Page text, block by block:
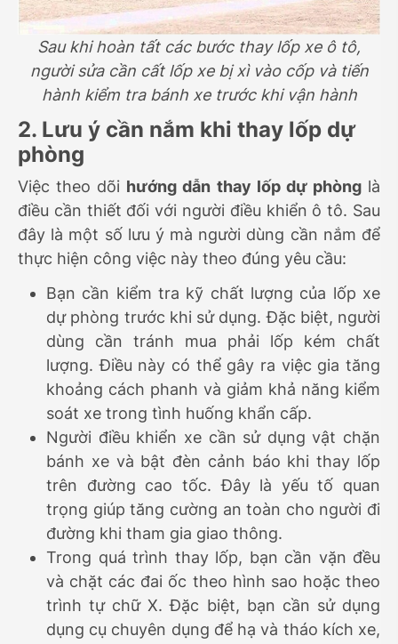
Sau khi hoàn tất các bước thay lốp xe ô tô,
người sửa cần cất lốp xe bị xì vào cốp và tiến
hành kiểm tra bánh xe trước khi vận hành
2. Lưu ý cần nắm khi thay lốp dự
phòng
Việc theo dõi hướng dẫn thay lốp dự phònglà
điều cần thiết đối với người điều khiển ô tô. Sau
đây là một số lưu ý mà người dùng cần nắm để
thực hiện công việc này theo đúng yêu cầu:
Bạn cần kiểm tra kỹ chất lượng của lốp xe
dự phòng trước khi sử dụng. Đặc biệt, người
dùng cần tránh mua phải lốp kém chất
lượng. Điều này có thể gây ra việc gia tăng
khoảng cách phanh và giảm khả năng kiểm
soát xe trong tình huống khẩn cấp.
Người điều khiển xe cần sử dụng vật chặn
bánh xe và bật đèn cảnh báo khi thay lốp
trên đường cao tốc. Đây là yếu tố quan
trọng giúp tăng cường an toàn cho người đi
đường khi tham gia giao thông.
Trong quá trình thay lốp, bạn cần vặn đều
và chặt các đai ốc theo hình sao hoặc theo
trình tự chữ X. Đặc biệt, bạn cần sử dụng
dụng cụ chuyên dụng để hạ và tháo kích xe,